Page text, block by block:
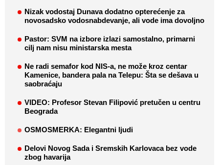
Nizak vodostaj Dunava dodatno opterećenje za
novosadsko vodosnabdevanje, ali vode ima dovoljno
Pastor: SVM na izbore izlazi samostalno, primarni
cilj nam nisu ministarska mesta
Ne radi semafor kod NIS-a, ne može kroz centar
Kamenice, bandera pala na Telepu: Šta se dešava u
saobraćaju
VIDEO: Profesor Stevan Filipović pretučen u centru
Beograda
OSMOSMERKA: Elegantni ljudi
Delovi Novog Sada i Sremskih Karlovaca bez vode
zbog havarija